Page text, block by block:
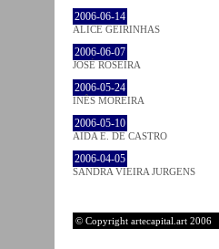
2006-06-14
ALICE GEIRINHAS
2006-06-07
JOSÉ ROSEIRA
2006-05-24
INÊS MOREIRA
2006-05-10
AIDA E. DE CASTRO
2006-04-05
SANDRA VIEIRA JURGENS
© Copyright artecapital.art 2006